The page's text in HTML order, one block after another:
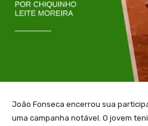
João Fonseca encerrou sua
uma campanha notável. O jovem